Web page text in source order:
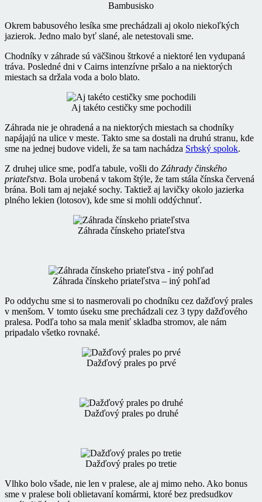
Bambusisko
Okrem babusového lesíka sme prechádzali aj okolo niekoľkých
jazierok. Jedno malo byť slané, ale netestovali sme.
Chodníky v záhrade sú väčšinou štrkové a niektoré len vydupaná
tráva. Posledné dni v Cairns intenzívne pršalo a na niektorých
miestach sa držala voda a bolo blato.
Aj takéto cestičky sme pochodili
Záhrada nie je ohradená a na niektorých miestach sa chodníky
napájajú na ulice v meste. Takto sme sa dostali na druhú stranu, kde
sme na jednej budove videli, že sa tam nachádza Srbský spolok.
Z druhej ulice sme, podľa tabule, vošli do Záhrady činského
priateľstva. Bola urobená v takom štýle, že tam stála čínska červená
brána. Boli tam aj nejaké sochy. Taktiež aj lavičky okolo jazierka
plného lekien (lotosov), kde sme si mohli oddýchnuť.
Záhrada čínskeho priateľstva
Záhrada čínskeho priateľstva – iný pohľad
Po oddychu sme si to nasmerovali po chodníku cez dažďový prales
v menšom. V tomto úseku sme prechádzali cez 3 typy dažďového
pralesa. Podľa toho sa mala meniť skladba stromov, ale nám
pripadalo všetko rovnaké.
Dažďový prales po prvé
Dažďový prales po druhé
Dažďový prales po tretie
Vlhko bolo všade, nie len v pralese, ale aj mimo neho. Ako bonus
sme v pralese boli oblietavaní komármi, ktoré bez predsudkov